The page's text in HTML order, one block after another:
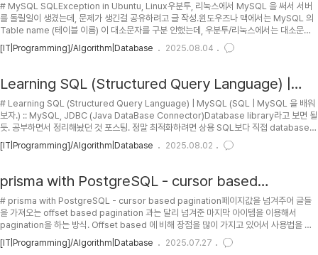
# MySQL SQLException in Ubuntu, Linux우분투, 리눅스에서 MySQL 을 써서 서버
를 돌릴일이 생겼는데, 문제가 생긴걸 공유하려고 글 작성.윈도우즈나 맥에서는 MySQL 의
Table name (테이블 이름) 이 대소문자를 구분 안했는데, 우분투/리눅스에서는 대소문자
를 기본적으로 구분한다고 함.그래서 초기에 설치할때부터 대소문자를 무시하도록 설정되도
록 설치해야 함.이거 때문에 MySQL DB Server 에 접속은 됐는데, 특정 Table 을 찾을 수
TOC## MySQL의 Global Variables 중에는 lower_case_table_names 라는 속성
이 있..
[IT|Programming]/Algorithm|Database 2025.08.04
Learning SQL (Structured Query Language) |
MySQL (SQL | MySQL 을 배워보자.) :: MySQL,
JDBC (Java DataBase Connector)
# Learning SQL (Structured Query Language) | MySQL (SQL | MySQL 을 배워
보자.) :: MySQL, JDBC (Java DataBase Connector)Database library라고 보면 될
듯. 공부하면서 정리해놨던 것 포스팅. 정말 최적화하려면 상용 SQL보다 직접 database를
구축해서 쓰는게 (search에 hash를 쓸 것인지, tree를 쓸 것인지 등도 결정하면서) 프로그
램이 돌아갈 때 더 적은 resource와 더 적은 시간이 걸릴거 같지만, 오래 걸리고 노력을 많
현하려면 짱나긴 할듯.정리하기 귀찮다;;;; 대충만 해놓고 다음에 다시.....
[IT|Programming]/Algorithm|Database 2025.08.02
prisma with PostgreSQL - cursor based
pagination
# prisma with PostgreSQL - cursor based pagination페이지값을 넘겨주어 글들
을 가져오는 offset based pagination 과는 달리 넘겨준 마지막 아이템을 이용해서
pagination을 하는 방식. Offset based 에 비해 장점을 많이 가지고 있어서 사용법을 정
리할 겸 포스팅.## PH2024-09-25 : First posting.## Cursor based pagination
의 장단점장점1. 데이터 양이 커져도 영향을 적게 받는다. (@@index 필수적)2. 데이터가
[IT|Programming]/Algorithm|Database 2025.07.27